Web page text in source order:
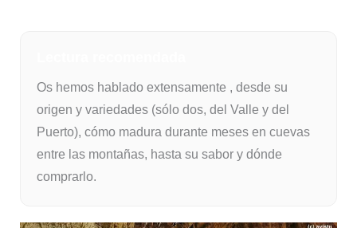
Os hemos hablado extensamente , desde su
origen y variedades (sólo dos, del Valle y del
Puerto), cómo madura durante meses en cuevas
entre las montañas, hasta su sabor y dónde
comprarlo.